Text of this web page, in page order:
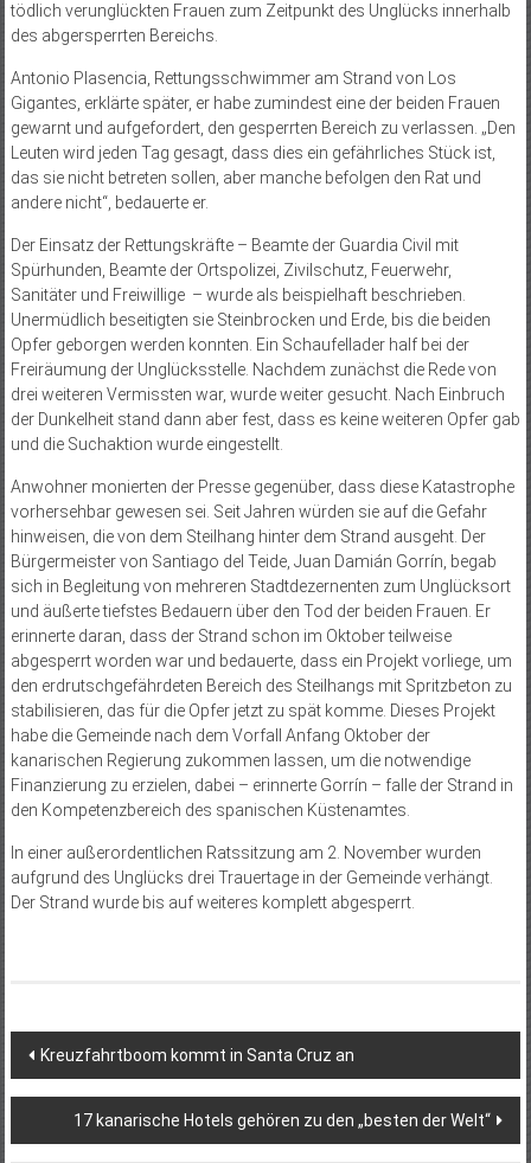
tödlich verunglückten Frauen zum Zeitpunkt des Unglücks innerhalb
des abgersperrten Bereichs.
Antonio Plasencia, Rettungsschwimmer am Strand von Los
Gigantes, erklärte später, er habe zumindest eine der beiden Frauen
gewarnt und aufgefordert, den gesperrten Bereich zu verlassen. „Den
Leuten wird jeden Tag gesagt, dass dies ein gefährliches Stück ist,
das sie nicht betreten sollen, aber manche befolgen den Rat und
andere nicht“, bedauerte er.
Der Einsatz der Rettungskräfte – Beamte der Guardia Civil mit
Spürhunden, Beamte der Ortspolizei, Zivilschutz, Feuerwehr,
Sanitäter und Freiwillige – wurde als beispielhaft beschrieben.
Unermüdlich beseitigten sie Steinbrocken und Erde, bis die beiden
Opfer geborgen werden konnten. Ein Schaufellader half bei der
Freiräumung der Unglücksstelle. Nachdem zunächst die Rede von
drei weiteren Vermiss­ten war, wurde weiter gesucht. Nach Einbruch
der Dunkelheit stand dann aber fest, dass es keine weiteren Opfer gab
und die Suchaktion wurde eingestellt.
Anwohner monierten der Presse gegenüber, dass diese Katastrophe
vorhersehbar gewesen sei. Seit Jahren würden sie auf die Gefahr
hinweisen, die von dem Steilhang hinter dem Strand ausgeht. Der
Bürgermeister von Santiago del Teide, Juan Damián Gorrín, begab
sich in Begleitung von mehreren Stadtdezernenten zum Unglücksort
und äußerte tiefstes Bedauern über den Tod der beiden Frauen. Er
erinnerte daran, dass der Strand schon im Oktober teilweise
abgesperrt worden war und bedauerte, dass ein Projekt vorliege, um
den erdrutschgefährdeten Bereich des Steilhangs mit Spritzbeton zu
stabilisieren, das für die Opfer jetzt zu spät komme. Dieses Projekt
habe die Gemeinde nach dem Vorfall Anfang Oktober der
kanarischen Regierung zukommen lassen, um die notwendige
Finanzierung zu erzielen, dabei – erinnerte Gorrín – falle der Strand in
den Kompetenzbereich des spanischen Küstenamtes.
In einer außerordentlichen Ratssitzung am 2. November wurden
aufgrund des Unglücks drei Trauertage in der Gemeinde verhängt.
Der Strand wurde bis auf weiteres komplett abgesperrt.
Beitragsnavigation
Kreuzfahrtboom kommt in Santa Cruz an
17 kanarische Hotels gehören zu den „besten der Welt“